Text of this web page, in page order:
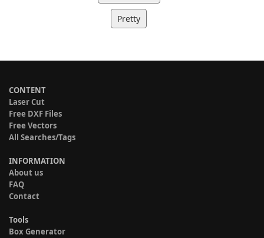
Pretty
CONTENT
Laser Cut
Free DXF Files
Free Vectors
All Searches/Tags
INFORMATION
About us
FAQ
Contact
Tools
Box Generator